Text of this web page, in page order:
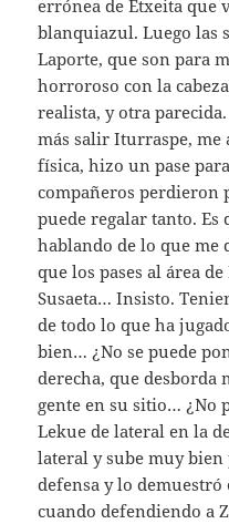
errónea de Etxeita que
blanquiazul. Luego las
Laporte, que son para
horroroso con la
realista, y otra
más salir Iturraspe, me
física, hizo un pase
compañeros perdieron
puede regalar tanto. Es
hablando de lo que me
que los pases al área
Susaeta… Insisto.
de todo lo que ha
bien… ¿No se puede
derecha, que desborda
gente en su sitio… ¿No
Lekue de lateral en la
lateral y sube muy bien
defensa y lo
cuando defendiendo a